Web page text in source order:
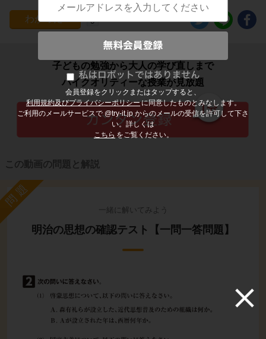
会員登録をクリックまたはタップすると、
利用規約及びプライバシーポリシーに同意したものとみなします。
ご利用のメールサービスで @try-it.jp からのメールの受信を許可して下さ
い。詳しくは
こちら をご覧ください。
9
子どもの勉強から大人の学び直しまで
ハイクオリティーな授業が見放題
この動画の問題と解説
問題
一緒に解いてみよう
明治の思想の確認テスト【一問一答問題】